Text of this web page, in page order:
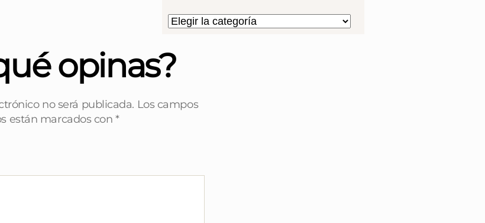
opinas?
no será publicada. Los campos
están marcados con*